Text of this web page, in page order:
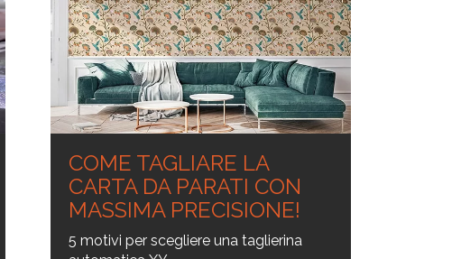
Attrezzature
Speciali
COME TAGLIARE LA
CARTA DA PARATI CON
MASSIMA PRECISIONE!
5 motivi per scegliere una taglierina